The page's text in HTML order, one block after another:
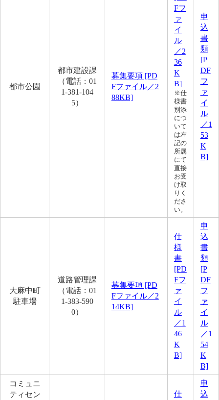
都市公園
都市建設課
（電話：01
1-381-104
5）
募集要項 [PD
Fファイル／2
88KB]
Fフ
ァ
イ
ル
／2
36
K
B]
※仕
様書
別添
につ
いて
は左
記の
所属
にて
直接
お受
け取
りく
ださ
い。
申
込
書
類
[P
DF
フ
ァ
イ
ル
／1
53
K
B]
大麻中町
駐車場
道路管理課
（電話：01
1-383-590
0）
募集要項 [PD
Fファイル／2
14KB]
仕
様
書
[PD
Fフ
ァ
イ
ル
／1
46
K
B]
申
込
書
類
[P
DF
フ
ァ
イ
ル
／1
54
K
B]
コミュニ
ティセン
仕
申
込